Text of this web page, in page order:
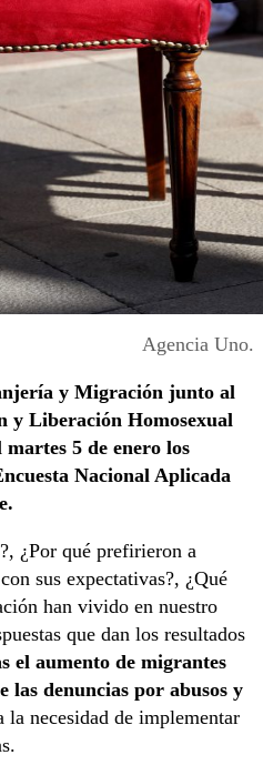
Agencia Uno.
y Migración junto al
y Liberación Homosexual
5 de enero los
Nacional Aplicada
¿Por qué prefirieron a
sus expectativas?, ¿Qué
han vivido en nuestro
que dan los resultados
el aumento de migrantes
denuncias por abusos y
la necesidad de implementar